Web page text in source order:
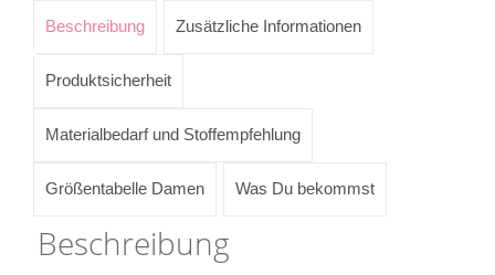
Beschreibung Zusätzliche Informationen
Produktsicherheit
Materialbedarf und Stoffempfehlung
Größentabelle Damen Was Du bekommst
Beschreibung